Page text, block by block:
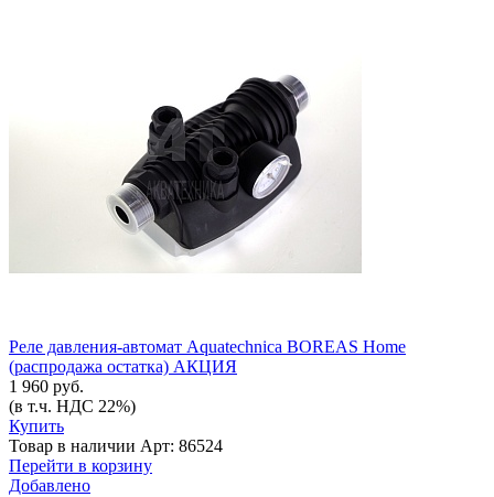
Реле давления-автомат Aquatechnica BOREAS Home
(распродажа остатка) АКЦИЯ
1 960 руб.
(в т.ч. НДС 22%)
Купить
Товар в наличии Арт: 86524
Перейти в корзину
Добавлено